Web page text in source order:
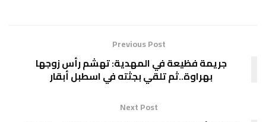
Previous Post
جريمة فظيعة في المهدية: تهشم رأس زوجها
بهراوة..ثم تلقي بجثته في اسطبل أبقار
Next Post